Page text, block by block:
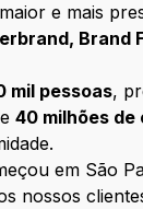
e mais
Brand
mil pessoas,
40 milhões
em São
nossos